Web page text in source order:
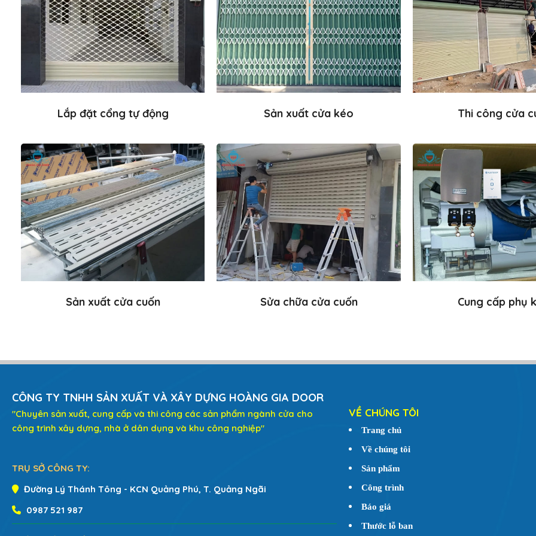
Lắp đặt cổng tự động Sản xuất cửa kéo Thi công cửa
Sản xuất cửa cuốn Sửa chữa cửa cuốn Cung cấp phụ
CÔNG TY TNHH SẢN XUẤT VÀ XÂY DỰNG HOÀNG GIA DOOR
"Chuyên sản xuất, cung cấp và thi công các sản phẩm ngành cửa cho
công trình xây dựng, nhà ở dân dụng và khu công nghiệp"
TRỤ SỞ CÔNG TY:
Đường Lý Thánh Tông - KCN Quảng Phú, T. Quảng Ngãi
0987 521 987
VỀ CHÚNG TÔI
Trang chủ
Về chúng tôi
Sản phẩm
Công trình
Báo giá
Thước lỗ ban